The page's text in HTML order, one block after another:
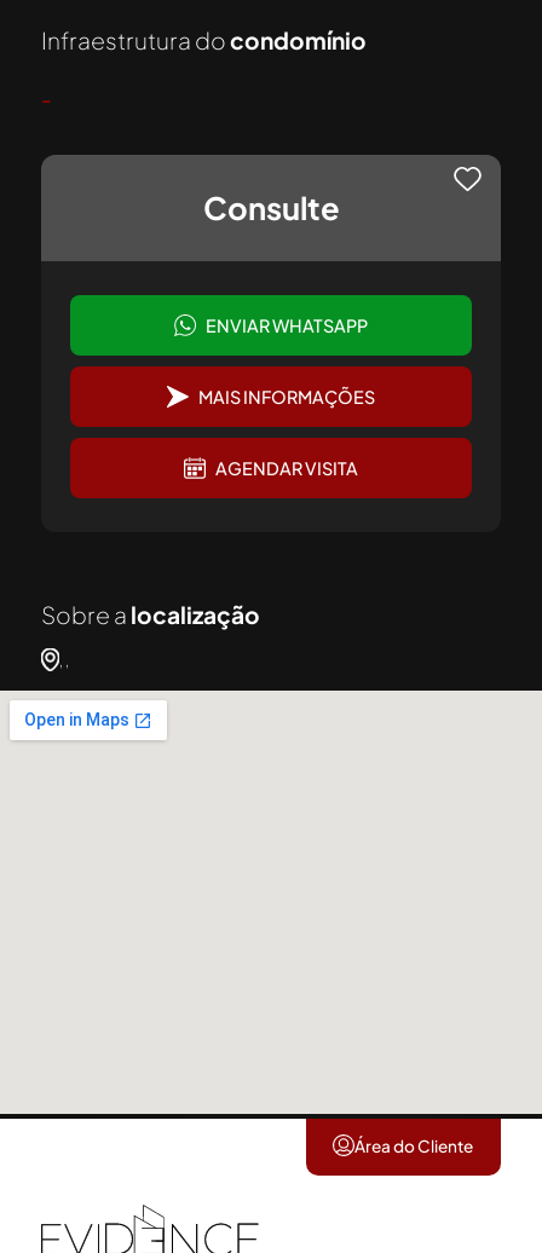
Infraestrutura docondomínio
-
Consulte
ENVIAR WHATSAPP
MAIS INFORMAÇÕES
AGENDAR VISITA
Sobre a localização
, ,
Área do Cliente